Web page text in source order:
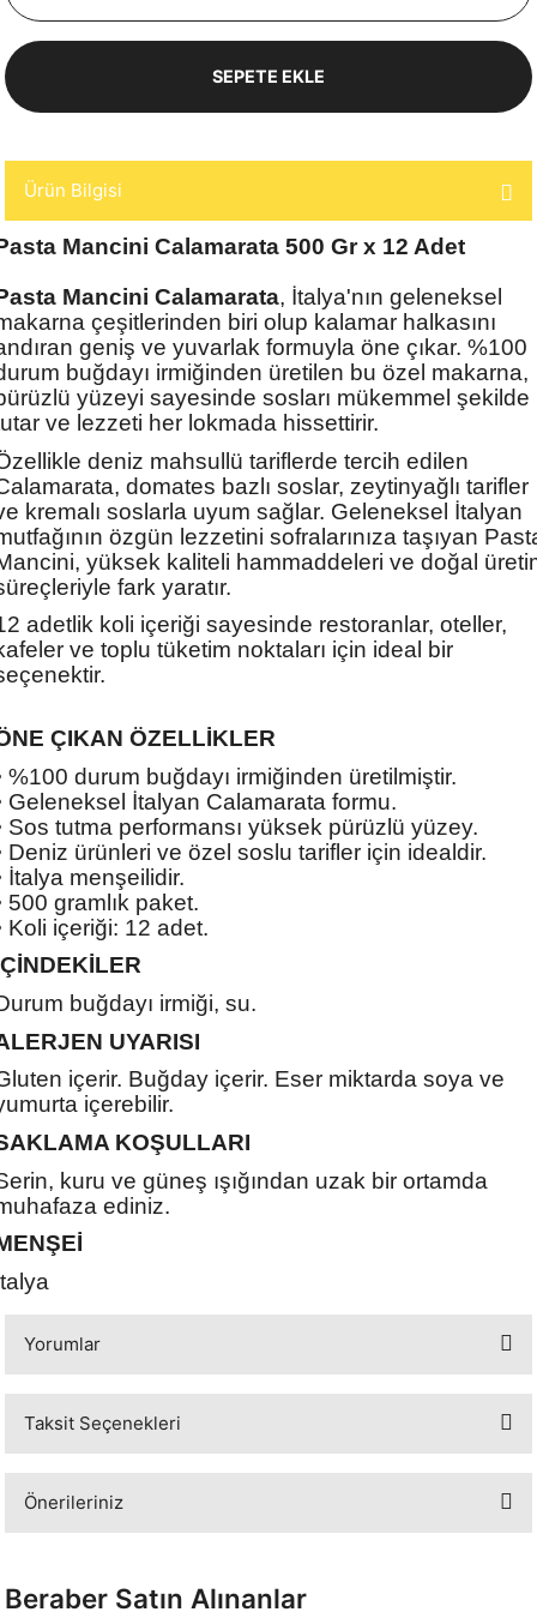
SEPETE EKLE
Ürün Bilgisi
Mancini Calamarata 500 Gr x 12 Adet
Mancini Calamarata, İtalya'nın geleneksel
çeşitlerinden biri olup kalamar halkasını
geniş ve yuvarlak formuyla öne çıkar. %100
buğdayı irmiğinden üretilen bu özel makarna,
yüzeyi sayesinde sosları mükemmel şekilde
ve lezzeti her lokmada hissettirir.
deniz mahsullü tariflerde tercih edilen
domates bazlı soslar, zeytinyağlı tarifler
kremalı soslarla uyum sağlar. Geleneksel İtalyan
özgün lezzetini sofralarınıza taşıyan
yüksek kaliteli hammaddeleri ve doğal
fark yaratır.
adetlik koli içeriği sayesinde restoranlar, oteller,
ve toplu tüketim noktaları için ideal bir
ÇIKAN ÖZELLİKLER
%100 durum buğdayı irmiğinden üretilmiştir.
Geleneksel İtalyan Calamarata formu.
Sos tutma performansı yüksek pürüzlü yüzey.
Deniz ürünleri ve özel soslu tarifler için idealdir.
İtalya menşeilidir.
500 gramlık paket.
Koli içeriği: 12 adet.
buğdayı irmiği, su.
UYARISI
içerir. Buğday içerir. Eser miktarda soya ve
içerebilir.
KOŞULLARI
kuru ve güneş ışığından uzak bir ortamda
ediniz.
Yorumlar
Taksit Seçenekleri
Önerileriniz
iletebilirsiniz.
Beraber Satın Alınanlar